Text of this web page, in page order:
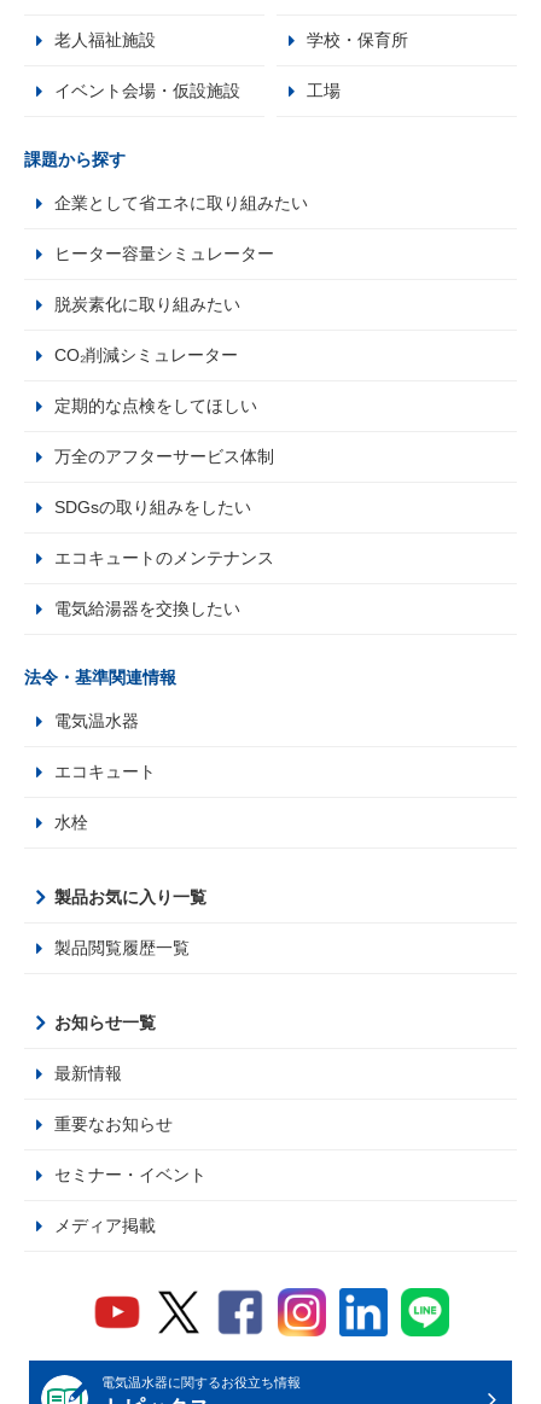
老人福祉施設 学校・保育所
イベント会場・仮設施設 工場
課題から探す
企業として省エネに取り組みたい
ヒーター容量シミュレーター
脱炭素化に取り組みたい
CO₂削減シミュレーター
定期的な点検をしてほしい
万全のアフターサービス体制
SDGsの取り組みをしたい
エコキュートのメンテナンス
電気給湯器を交換したい
法令・基準関連情報
電気温水器
エコキュート
水栓
製品お気に入り一覧
製品閲覧履歴一覧
お知らせ一覧
最新情報
重要なお知らせ
セミナー・イベント
メディア掲載
電気温水器に関するお役立ち情報